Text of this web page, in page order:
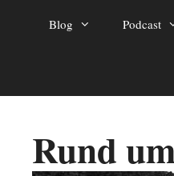
Blog Podcast
Rund